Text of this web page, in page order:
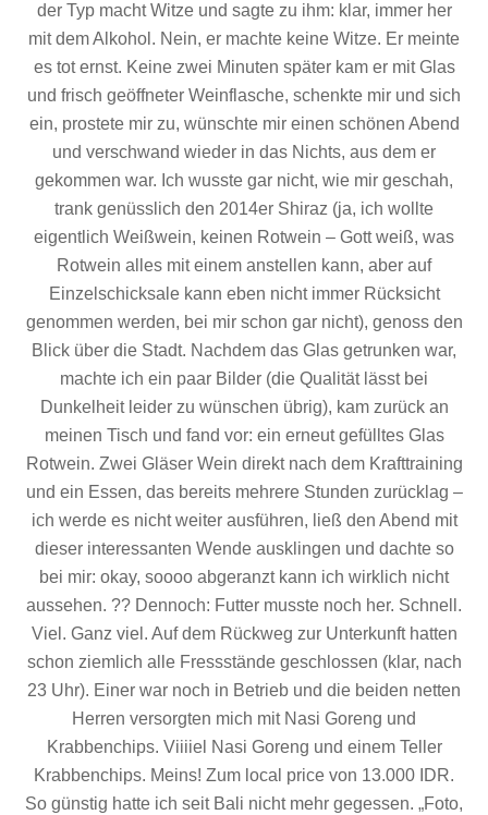
der Typ macht Witze und sagte zu ihm: klar, immer her
mit dem Alkohol. Nein, er machte keine Witze. Er meinte
es tot ernst. Keine zwei Minuten später kam er mit Glas
und frisch geöffneter Weinflasche, schenkte mir und sich
ein, prostete mir zu, wünschte mir einen schönen Abend
und verschwand wieder in das Nichts, aus dem er
gekommen war. Ich wusste gar nicht, wie mir geschah,
trank genüsslich den 2014er Shiraz (ja, ich wollte
eigentlich Weißwein, keinen Rotwein – Gott weiß, was
Rotwein alles mit einem anstellen kann, aber auf
Einzelschicksale kann eben nicht immer Rücksicht
genommen werden, bei mir schon gar nicht), genoss den
Blick über die Stadt. Nachdem das Glas getrunken war,
machte ich ein paar Bilder (die Qualität lässt bei
Dunkelheit leider zu wünschen übrig), kam zurück an
meinen Tisch und fand vor: ein erneut gefülltes Glas
Rotwein. Zwei Gläser Wein direkt nach dem Krafttraining
und ein Essen, das bereits mehrere Stunden zurücklag –
ich werde es nicht weiter ausführen, ließ den Abend mit
dieser interessanten Wende ausklingen und dachte so
bei mir: okay, soooo abgeranzt kann ich wirklich nicht
aussehen. ?? Dennoch: Futter musste noch her. Schnell.
Viel. Ganz viel. Auf dem Rückweg zur Unterkunft hatten
schon ziemlich alle Fressstände geschlossen (klar, nach
23 Uhr). Einer war noch in Betrieb und die beiden netten
Herren versorgten mich mit Nasi Goreng und
Krabbenchips. Viiiiel Nasi Goreng und einem Teller
Krabbenchips. Meins! Zum local price von 13.000 IDR.
So günstig hatte ich seit Bali nicht mehr gegessen. „Foto,